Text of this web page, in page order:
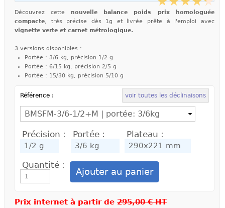
Découvrez cette nouvelle balance poids prix homologuée
compacte, très précise dès 1g et livrée prête à l'emploi avec
vignette verte et carnet métrologique.
3 versions disponibles :
Portée : 3/6 kg, précision 1/2 g
Portée : 6/15 kg, précision 2/5 g
Portée : 15/30 kg, précision 5/10 g
Référence : voir toutes les déclinaisons
Précision : Portée : Plateau :
Quantité :
Prix internet à partir de 295,00 € HT